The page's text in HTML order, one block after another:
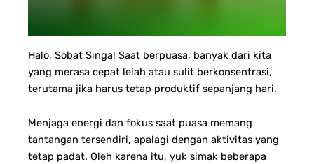
Halo, Sobat Singa! Saat berpuasa, banyak dari kita
yang merasa cepat lelah atau sulit berkonsentrasi,
terutama jika harus tetap produktif sepanjang hari.
Menjaga energi dan fokus saat puasa memang
tantangan tersendiri, apalagi dengan aktivitas yang
tetap padat. Oleh karena itu, yuk simak beberapa